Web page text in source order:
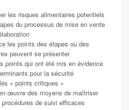
les risques alimentaires potentiels
du processus de mise en vente
les points des étapes où des
peuvent se présenter
points qui ont été mis en évidence
pour la sécurité
« points critiques »
œuvre des moyens de maîtriser
de suivi efficaces